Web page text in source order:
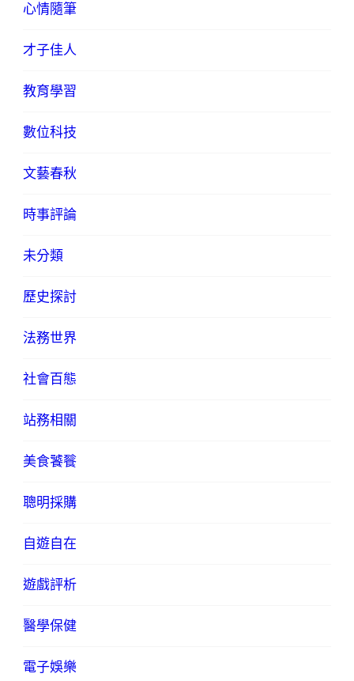
心情隨筆
才子佳人
教育學習
數位科技
文藝春秋
時事評論
未分類
歷史探討
法務世界
社會百態
站務相關
美食饕餮
聰明採購
自遊自在
遊戲評析
醫學保健
電子娛樂